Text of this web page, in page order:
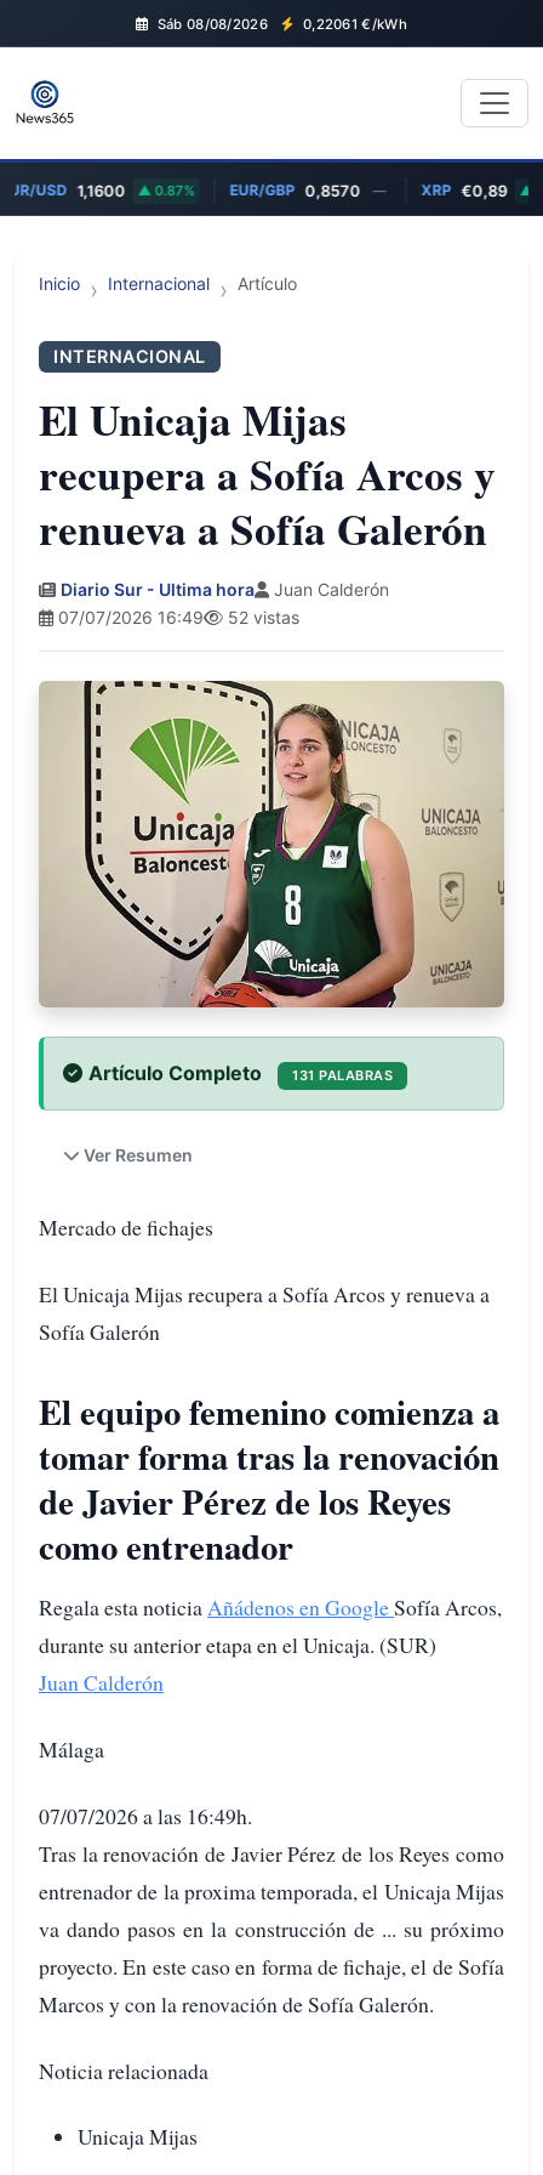
Sáb 08/08/2026 0,22061 €/kWh
USD 1,1600 0.87% EUR/GBP 0,8570 — XRP €0,89
Inicio Internacional Artículo
INTERNACIONAL
El Unicaja Mijas
recupera a Sofía Arcos y
renueva a Sofía Galerón
Diario Sur - Ultima hora
Juan Calderón
07/07/2026 16:49
52 vistas
Artículo Completo 131 PALABRAS
Ver Resumen
Mercado de fichajes
El Unicaja Mijas recupera a Sofía Arcos y renueva a
Sofía Galerón
El equipo femenino comienza a
tomar forma tras la renovación
de Javier Pérez de los Reyes
como entrenador
Regala esta noticia Añádenos en GoogleSofía Arcos,
durante su anterior etapa en el Unicaja. (SUR)
Juan Calderón
Málaga
07/07/2026 a las 16:49h.
Tras la renovación de Javier Pérez de los Reyes como
entrenador de la proxima temporada, el Unicaja Mijas
va dando pasos en la construcción de ... su próximo
proyecto. En este caso en forma de fichaje, el de Sofía
Marcos y con la renovación de Sofía Galerón.
Noticia relacionada
Unicaja Mijas